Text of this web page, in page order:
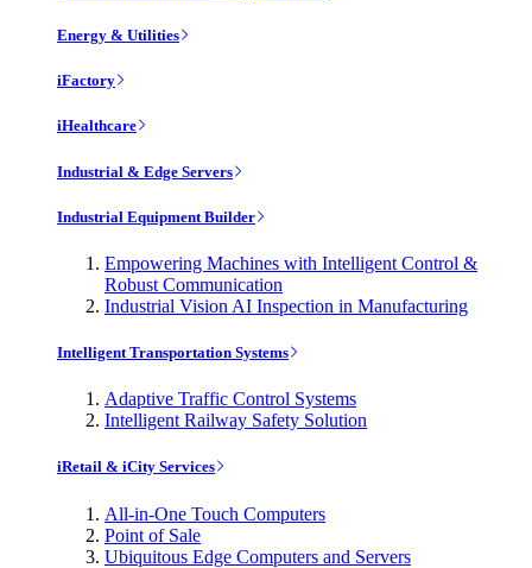
Energy & Utilities
iFactory
iHealthcare
Industrial & Edge Servers
Industrial Equipment Builder
Empowering Machines with Intelligent Control &
Robust Communication
Industrial Vision AI Inspection in Manufacturing
Intelligent Transportation Systems
Adaptive Traffic Control Systems
Intelligent Railway Safety Solution
iRetail & iCity Services
All-in-One Touch Computers
Point of Sale
Ubiquitous Edge Computers and Servers